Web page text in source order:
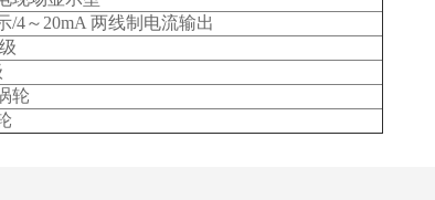
/4～20mA 两线制电流输出
轮